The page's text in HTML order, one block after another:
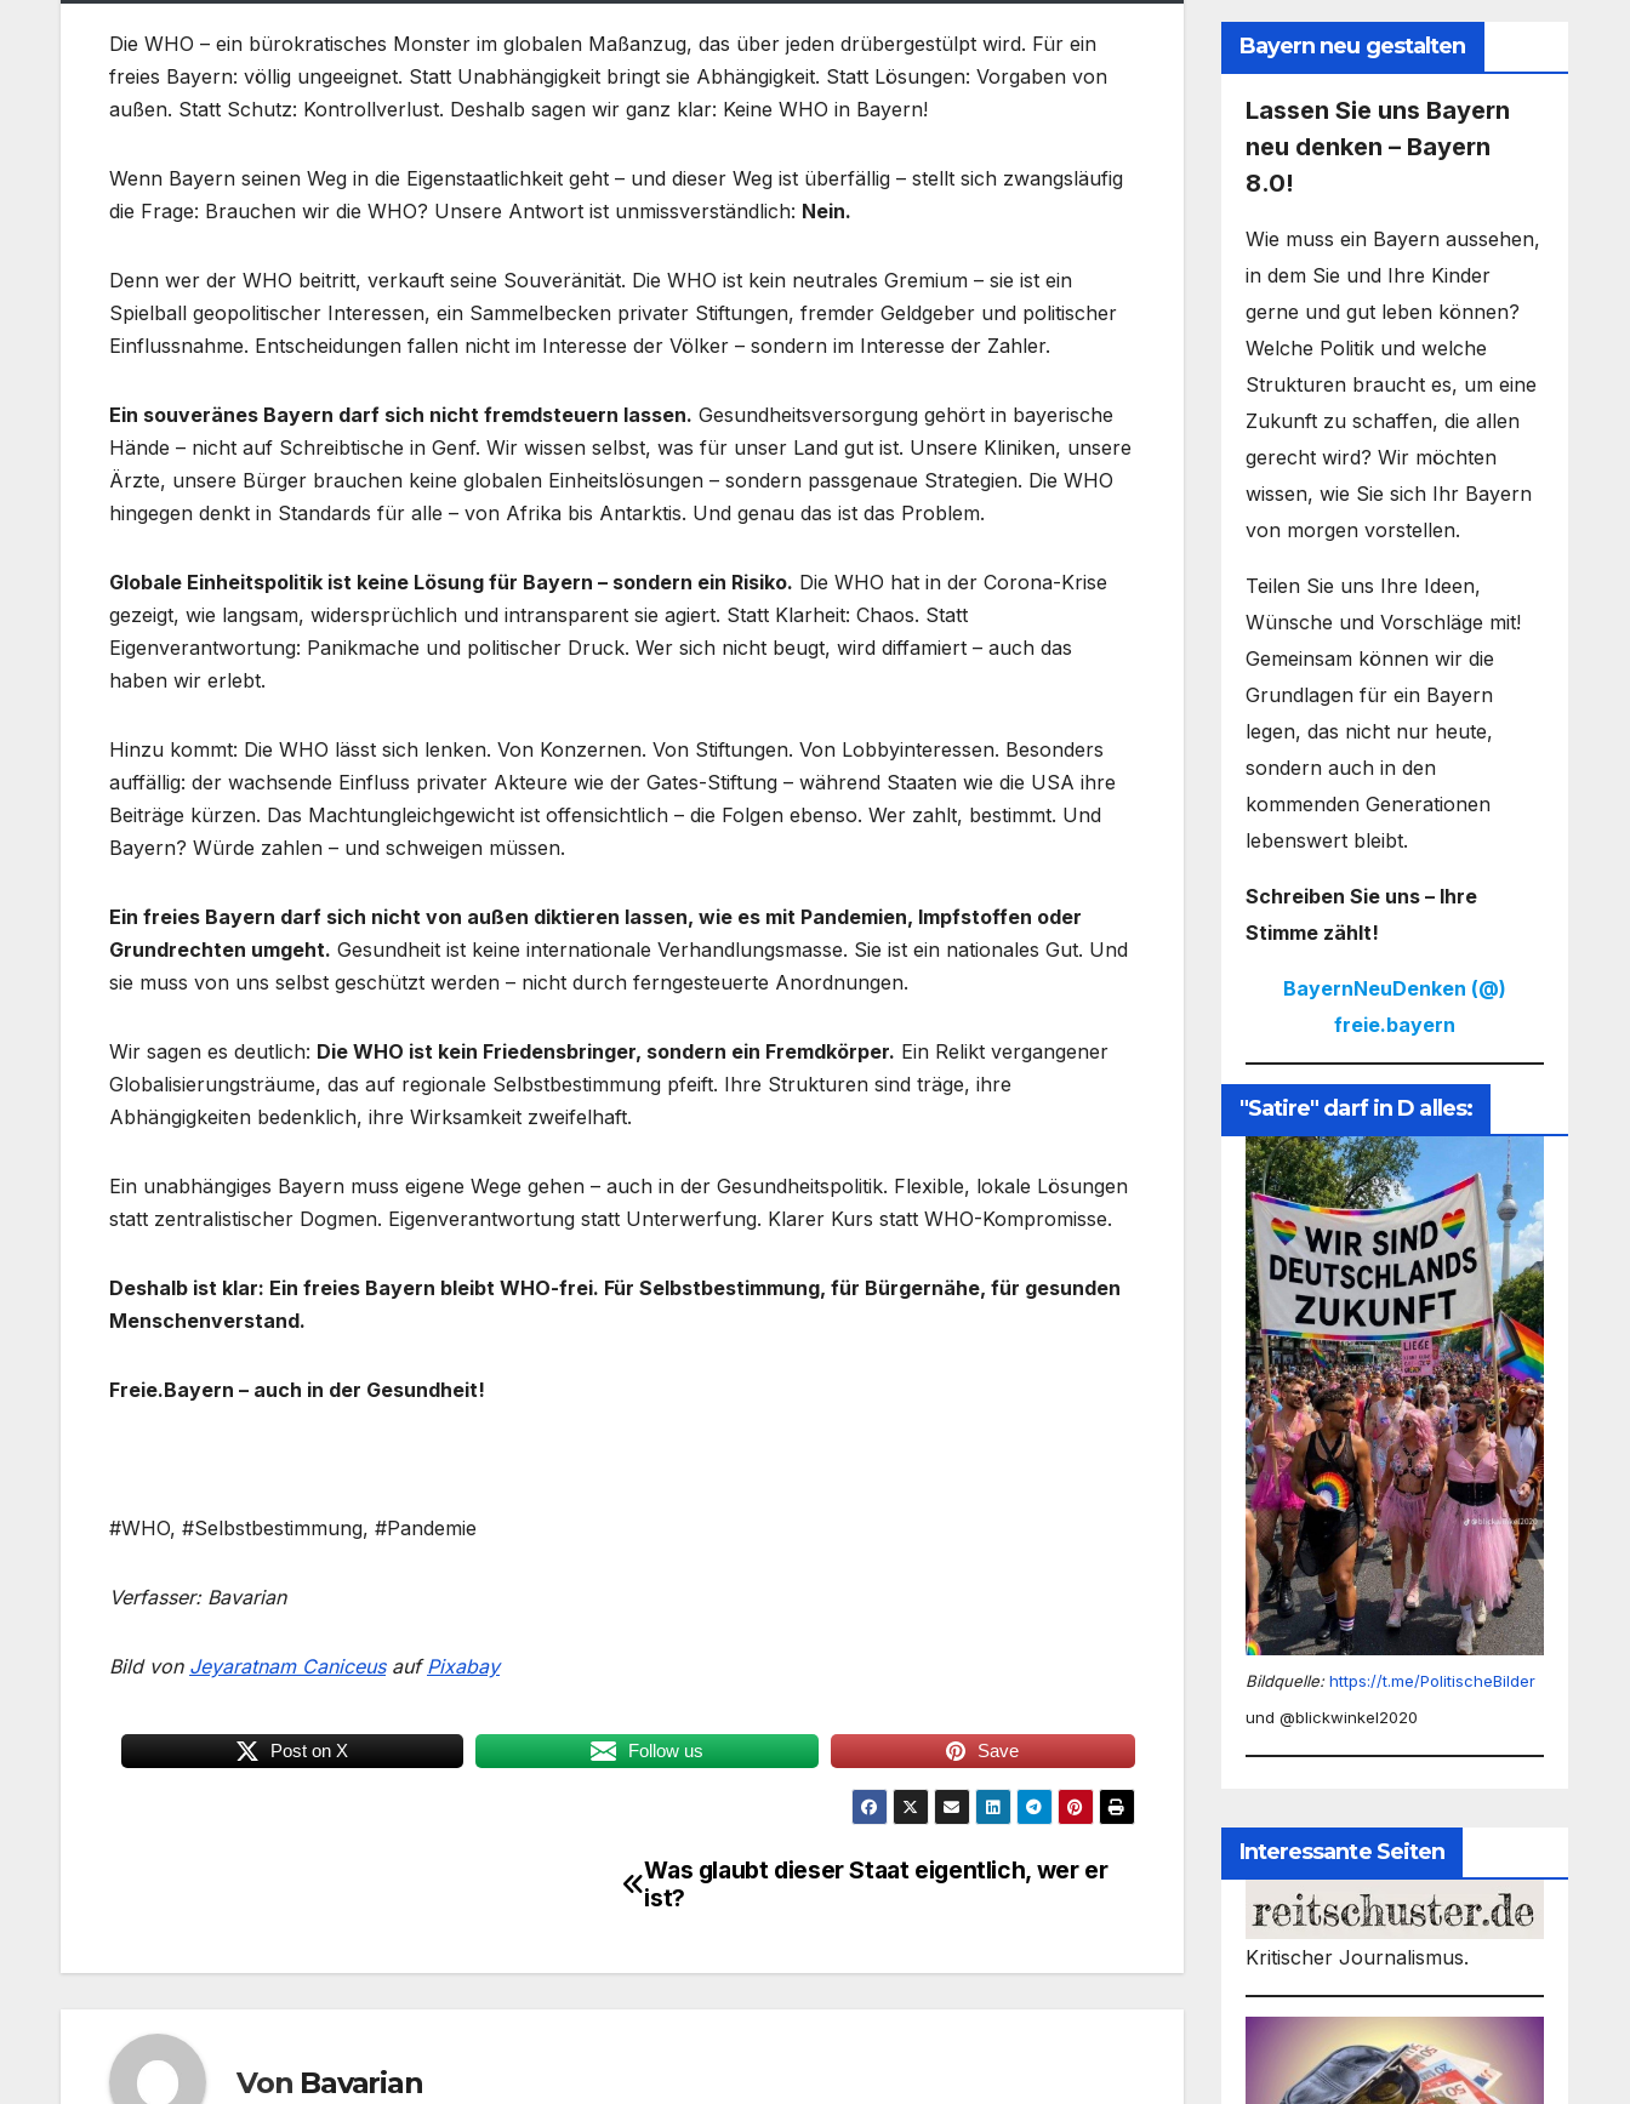
Die WHO – ein bürokratisches Monster im globalen Maßanzug, das über jeden drübergestülpt wird. Für ein
freies Bayern: völlig ungeeignet. Statt Unabhängigkeit bringt sie Abhängigkeit. Statt Lösungen: Vorgaben von
außen. Statt Schutz: Kontrollverlust. Deshalb sagen wir ganz klar: Keine WHO in Bayern!
Wenn Bayern seinen Weg in die Eigenstaatlichkeit geht – und dieser Weg ist überfällig – stellt sich zwangsläufig
die Frage: Brauchen wir die WHO? Unsere Antwort ist unmissverständlich: Nein.
Denn wer der WHO beitritt, verkauft seine Souveränität. Die WHO ist kein neutrales Gremium – sie ist ein
Spielball geopolitischer Interessen, ein Sammelbecken privater Stiftungen, fremder Geldgeber und politischer
Einflussnahme. Entscheidungen fallen nicht im Interesse der Völker – sondern im Interesse der Zahler.
Ein souveränes Bayern darf sich nicht fremdsteuern lassen. Gesundheitsversorgung gehört in bayerische
Hände – nicht auf Schreibtische in Genf. Wir wissen selbst, was für unser Land gut ist. Unsere Kliniken, unsere
Ärzte, unsere Bürger brauchen keine globalen Einheitslösungen – sondern passgenaue Strategien. Die WHO
hingegen denkt in Standards für alle – von Afrika bis Antarktis. Und genau das ist das Problem.
Globale Einheitspolitik ist keine Lösung für Bayern – sondern ein Risiko. Die WHO hat in der Corona-Krise
gezeigt, wie langsam, widersprüchlich und intransparent sie agiert. Statt Klarheit: Chaos. Statt
Eigenverantwortung: Panikmache und politischer Druck. Wer sich nicht beugt, wird diffamiert – auch das
haben wir erlebt.
Hinzu kommt: Die WHO lässt sich lenken. Von Konzernen. Von Stiftungen. Von Lobbyinteressen. Besonders
auffällig: der wachsende Einfluss privater Akteure wie der Gates-Stiftung – während Staaten wie die USA ihre
Beiträge kürzen. Das Machtungleichgewicht ist offensichtlich – die Folgen ebenso. Wer zahlt, bestimmt. Und
Bayern? Würde zahlen – und schweigen müssen.
Ein freies Bayern darf sich nicht von außen diktieren lassen, wie es mit Pandemien, Impfstoffen oder
Grundrechten umgeht. Gesundheit ist keine internationale Verhandlungsmasse. Sie ist ein nationales Gut. Und
sie muss von uns selbst geschützt werden – nicht durch ferngesteuerte Anordnungen.
Wir sagen es deutlich: Die WHO ist kein Friedensbringer, sondern ein Fremdkörper. Ein Relikt vergangener
Globalisierungsträume, das auf regionale Selbstbestimmung pfeift. Ihre Strukturen sind träge, ihre
Abhängigkeiten bedenklich, ihre Wirksamkeit zweifelhaft.
Ein unabhängiges Bayern muss eigene Wege gehen – auch in der Gesundheitspolitik. Flexible, lokale Lösungen
statt zentralistischer Dogmen. Eigenverantwortung statt Unterwerfung. Klarer Kurs statt WHO-Kompromisse.
Deshalb ist klar: Ein freies Bayern bleibt WHO-frei. Für Selbstbestimmung, für Bürgernähe, für gesunden
Menschenverstand.
Freie.Bayern – auch in der Gesundheit!
#WHO, #Selbstbestimmung, #Pandemie
Verfasser: Bavarian
Bild von Jeyaratnam CaniceusaufPixabay
Post on X Follow us Save
Was glaubt dieser Staat eigentlich, wer er
ist?
Von Bavarian
Bayern neu gestalten
Lassen Sie uns Bayern
neu denken – Bayern
8.0!
Wie muss ein Bayern aussehen,
in dem Sie und Ihre Kinder
gerne und gut leben können?
Welche Politik und welche
Strukturen braucht es, um eine
Zukunft zu schaffen, die allen
gerecht wird? Wir möchten
wissen, wie Sie sich Ihr Bayern
von morgen vorstellen.
Teilen Sie uns Ihre Ideen,
Wünsche und Vorschläge mit!
Gemeinsam können wir die
Grundlagen für ein Bayern
legen, das nicht nur heute,
sondern auch in den
kommenden Generationen
lebenswert bleibt.
Schreiben Sie uns – Ihre
Stimme zählt!
BayernNeuDenken (@)
freie.bayern
"Satire" darf in D alles:
Bildquelle: https://t.me/PolitischeBilder
und @blickwinkel2020
Interessante Seiten
Kritischer Journalismus.